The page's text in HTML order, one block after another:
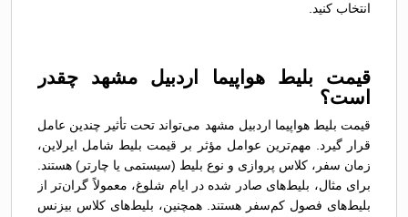
انتخاب کنید.
قیمت بلیط هواپیما اردبیل مشهد چقدر
است؟
قیمت بلیط هواپیما اردبیل مشهد می‌تواند تحت تأثیر چندین عامل
قرار گیرد. مهم‌ترین عوامل مؤثر بر قیمت بلیط شامل ایرلاین،
زمان سفر، کلاس پروازی و نوع بلیط (سیستمی یا چارتر) هستند.
برای مثال، بلیط‌های صادر شده در ایام شلوغ، معمولاً گران‌تر از
بلیط‌های فصول کم‌سفر هستند. همچنین، بلیط‌های کلاس بیزنس